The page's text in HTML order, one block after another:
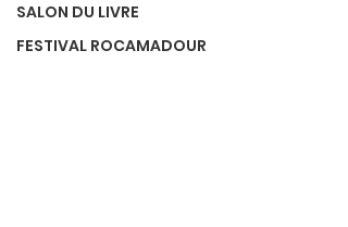
SALON DU LIVRE
FESTIVAL ROCAMADOUR